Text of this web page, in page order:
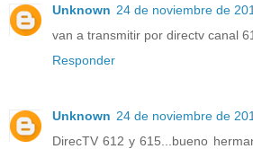
Unknown 24 de noviembre de
van a transmitir por directv canal
Responder
Unknown 24 de noviembre de
DirecTV 612 y 615...bueno